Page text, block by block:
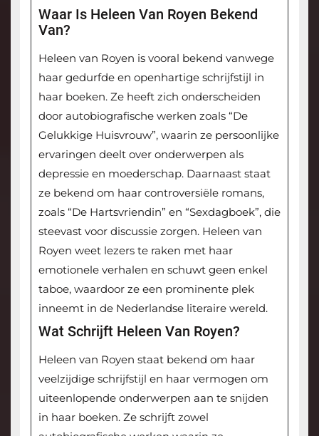
Waar Is Heleen Van Royen Bekend
Van?
Heleen van Royen is vooral bekend vanwege
haar gedurfde en openhartige schrijfstijl in
haar boeken. Ze heeft zich onderscheiden
door autobiografische werken zoals “De
Gelukkige Huisvrouw”, waarin ze persoonlijke
ervaringen deelt over onderwerpen als
depressie en moederschap. Daarnaast staat
ze bekend om haar controversiële romans,
zoals “De Hartsvriendin” en “Sexdagboek”, die
steevast voor discussie zorgen. Heleen van
Royen weet lezers te raken met haar
emotionele verhalen en schuwt geen enkel
taboe, waardoor ze een prominente plek
inneemt in de Nederlandse literaire wereld.
Wat Schrijft Heleen Van Royen?
Heleen van Royen staat bekend om haar
veelzijdige schrijfstijl en haar vermogen om
uiteenlopende onderwerpen aan te snijden
in haar boeken. Ze schrijft zowel